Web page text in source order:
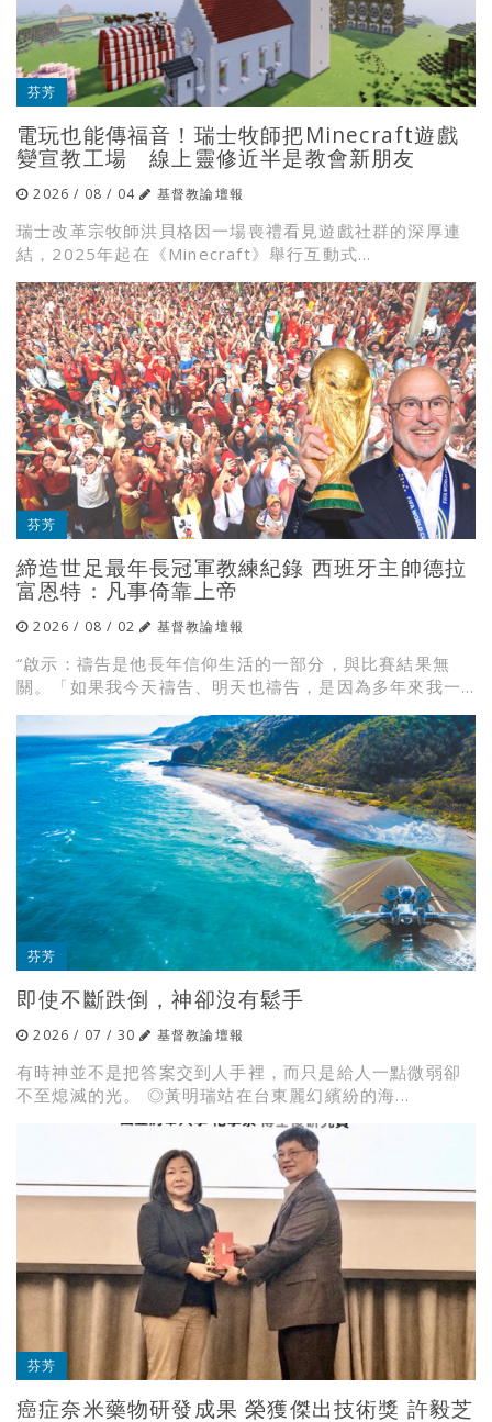
芬芳
電玩也能傳福音！瑞士牧師把Minecraft遊戲
變宣教工場 線上靈修近半是教會新朋友
2026 / 08 / 04 基督教論壇報
瑞士改革宗牧師洪貝格因一場喪禮看見遊戲社群的深厚連
結，2025年起在《Minecraft》舉行互動式...
芬芳
締造世足最年長冠軍教練紀錄 西班牙主帥德拉
富恩特：凡事倚靠上帝
2026 / 08 / 02 基督教論壇報
“啟示：禱告是他長年信仰生活的一部分，與比賽結果無
關。「如果我今天禱告、明天也禱告，是因為多年來我一...
芬芳
即使不斷跌倒，神卻沒有鬆手
2026 / 07 / 30 基督教論壇報
有時神並不是把答案交到人手裡，而只是給人一點微弱卻
不至熄滅的光。 ◎黃明瑞站在台東麗幻繽紛的海...
芬芳
癌症奈米藥物研發成果 榮獲傑出技術獎 許毅芝